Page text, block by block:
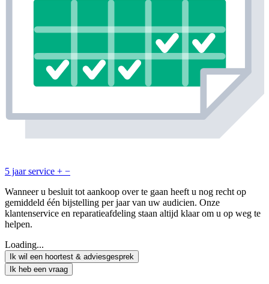
5 jaar service + −
Wanneer u besluit tot aankoop over te gaan heeft u nog recht op
gemiddeld één bijstelling per jaar van uw audicien. Onze
klantenservice en reparatieafdeling staan altijd klaar om u op weg te
helpen.
Loading...
Ik wil een hoortest & adviesgesprek
Ik heb een vraag